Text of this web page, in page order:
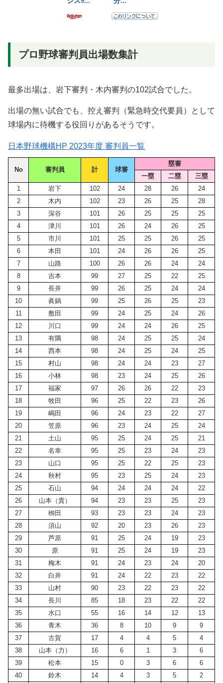
プロ野球審判員出場数集計
最多出場は、岩下審判・木内審判の102試合でした。
出場の無い試合でも、控え審判（緊急時交代要員）として
球場内に待機する役回りがあるそうです。
日本野球機構HP 2023年度 審判員一覧
No 審判員 計 球審
塁審
一塁
二塁
三塁
1
岩下 102 24 28 26
24
2
木内 102 23 26 25
28
3
深谷 101 26 25 25
25
4
津川 101 26 24 26
25
5
市川 101 25 25 26
25
6
本田 101 24 26 26
25
7
山路 100 26 26 24
24
8
吉本 99 27 25 22
25
9
長井 99 26 25 24
24
10
眞鍋 99 25 26 25
23
11
敷田 99 24 25 24
26
12
川口 99 24 24 26
25
13
有隅 98 24 25 25
24
14
西本 98 24 25 24
25
15
村山 98 24 24 23
27
16
小林 98 23 24 25
26
17
福家 97 26 26 22
23
18
牧田 96 25 22 23
26
19
嶋田 96 24 23 22
27
20
笠原 96 23 24 25
24
21
土山 95 25 24 25
21
22
名幸 95 25 23 24
23
23
山口 95 25 22 25
23
24
秋村 95 23 25 24
23
25
石山 94 24 24 24
22
26
山本（貴） 94 23 23 25
23
27
栁田 93 23 23 24
23
28
須山 92 20 23 26
23
29
芦原 91 25 24 19
23
30
原 91 25 24 19
23
31
梅木 91 24 23 24
20
32
白井 91 24 22 23
22
33
山村 90 23 22 23
22
34
長川 85 18 23 22
22
35
水口 55 16 14 12
13
36
青木 36 8 10 9
9
37
古賀 17 4 4 5
4
38
山本（力） 16 6 1 3
6
39
松本 15 0 3 6
6
40
鈴木 14 4 3 5
2